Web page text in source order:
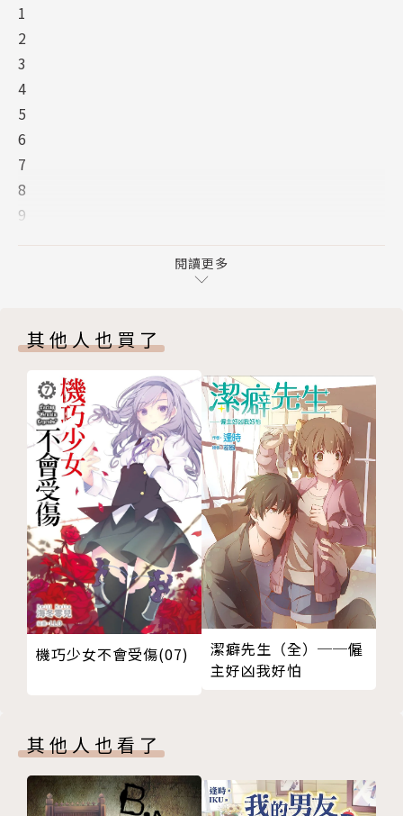
明的小孫子，而史上最難搞、也最強的神將騰蛇會化身
成小怪跟著他，並口口聲聲喊他「晴明的孫子」，正因
為他是安倍晴明強大靈力的唯一接班人！
這個接班人，如今還是陰陽寮裡最基層的直丁，勤快工
作的樣子，完全看不出來才剛剛經歷過與異邦大妖魔
「窮奇」的生死決戰！有著老虎四肢、大鷲翅膀與金、
黑色條紋的窮奇，和它手下那群冷血妖怪，是昌浩遇過
最可怕的對手，終於殲滅了它們，讓昌浩鬆了一口氣。
然而，正當他以為可以安心時，竟然又見到了應該已死
全身漆黑，所擁有的妖力甚至比過去更強、更深不可
1
2
3
4
5
6
7
8
9
閱讀更多
其他人也買了
機巧少女不會受傷(07)
潔癖先生（全）──僱
主好凶我好怕
其他人也看了